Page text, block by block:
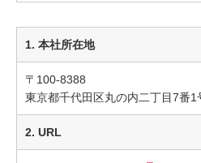
1. 本社所在地
〒100-8388
東京都千代田区丸の内二丁目7番1
2. URL